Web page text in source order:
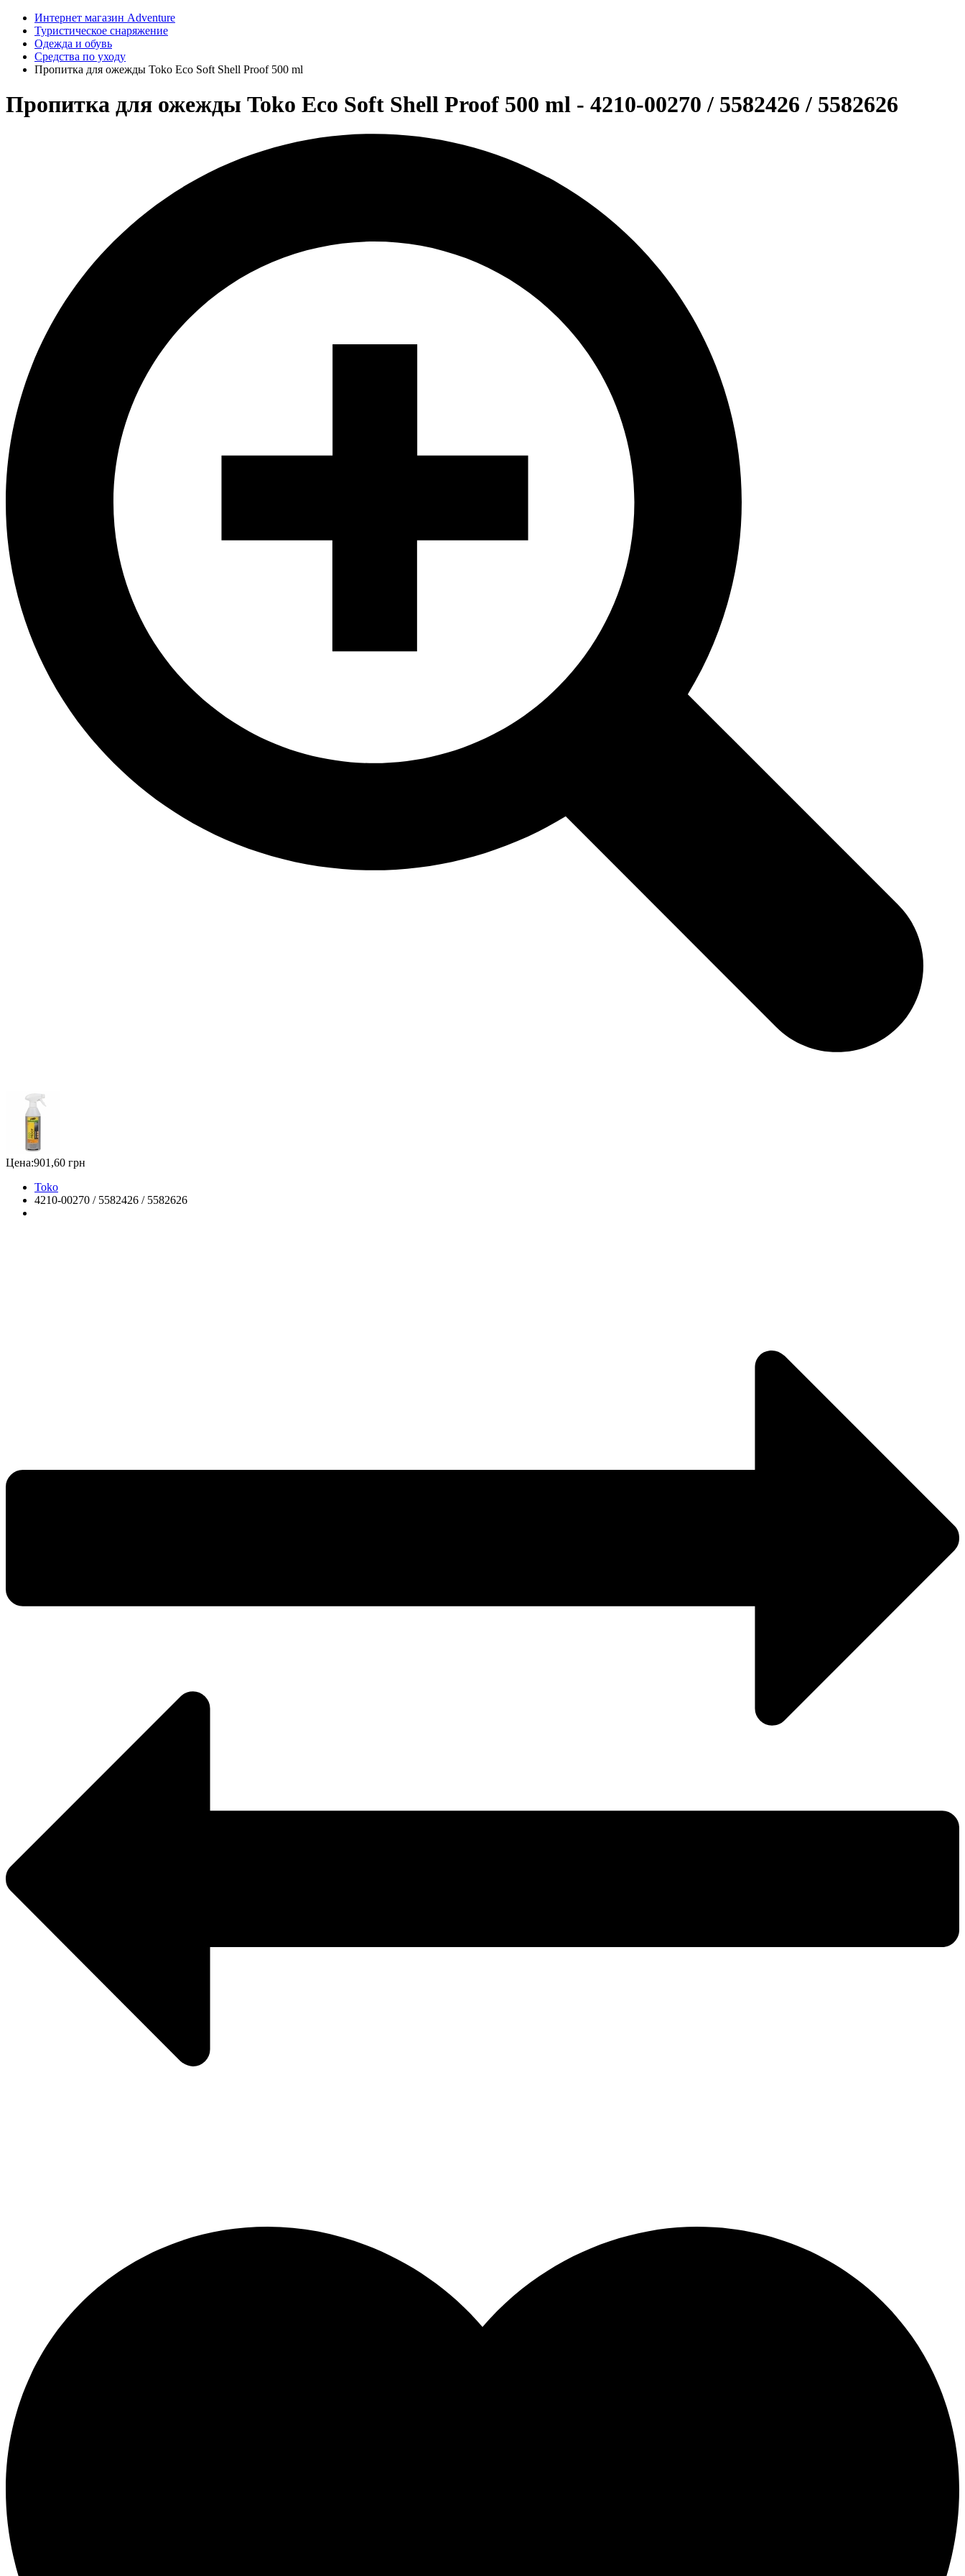
Интернет магазин Adventure
Туристическое снаряжение
Одежда и обувь
Средства по уходу
Пропитка для ожежды Toko Eco Soft Shell Proof 500 ml
Пропитка для ожежды Toko Eco Soft Shell Proof 500 ml - 4210-00270 / 5582426 / 5582626
Цена:901,60 грн
Toko
4210-00270 / 5582426 / 5582626